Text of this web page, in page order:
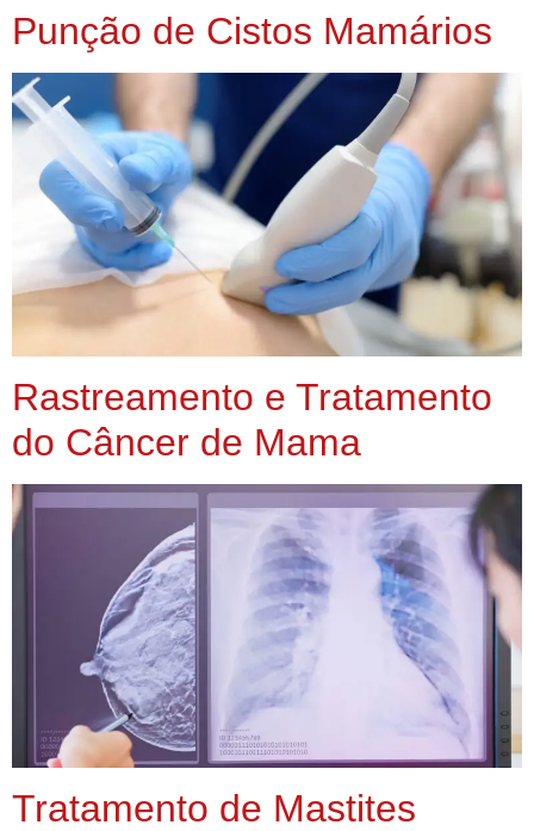
Punção de Cistos Mamários
Rastreamento e Tratamento
do Câncer de Mama
Tratamento de Mastites